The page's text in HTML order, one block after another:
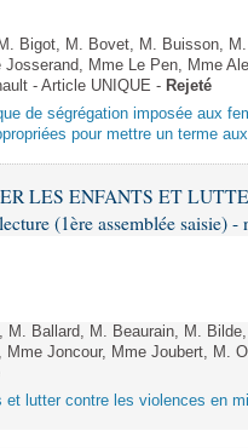
Bigot, M. Bovet, M. Buisson,
Mme Le Pen, Mme
- Article UNIQUE - Rejeté
de ségrégation imposée aux
pour mettre un terme
LES ENFANTS ET
(1ère assemblée saisie) -
M. Ballard, M. Beaurain, M.
Mme Joncour, Mme Joubert, M.
et lutter contre les violences en